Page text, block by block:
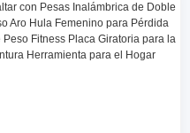
Planer de
Acero Inoxidable,
Branquias, Matar Peces,